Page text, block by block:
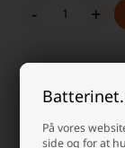
På vores
side og for at
- +